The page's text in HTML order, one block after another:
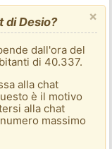
×
di Desio?
dall'ora del
di 40.337.
alla chat
è il motivo
alla chat
massimo